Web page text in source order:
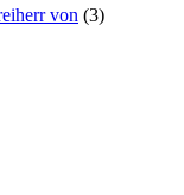
von (3)